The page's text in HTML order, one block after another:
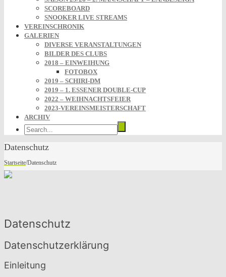
SCOREBOARD
SNOOKER LIVE STREAMS
VEREINSCHRONIK
GALERIEN
DIVERSE VERANSTALTUNGEN
BILDER DES CLUBS
2018 – EINWEIHUNG
FOTOBOX
2019 – SCHIRI-DM
2019 – 1. ESSENER DOUBLE-CUP
2022 – WEIHNACHTSFEIER
2023-VEREINSMEISTERSCHAFT
ARCHIV
Datenschutz
Startseite/Datenschutz
Datenschutz
Datenschutzerklärung
Einleitung